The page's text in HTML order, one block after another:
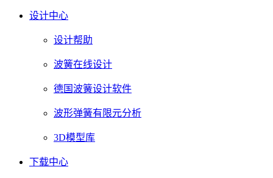
设计中心
设计帮助
波簧在线设计
德国波簧设计软件
波形弹簧有限元分析
3D模型库
下载中心